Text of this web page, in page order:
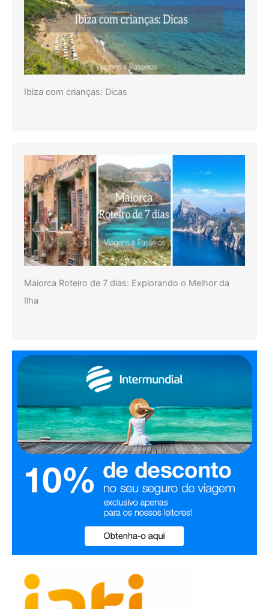
Ibiza com crianças: Dicas
Maiorca Roteiro de 7 dias: Explorando o Melhor da
Ilha